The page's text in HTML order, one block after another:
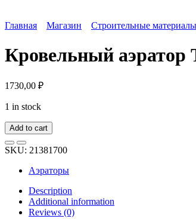
Главная Магазин Строительные материалы
Кровельный аэратор
1730,00 ₽
1 in stock
Add to cart
SKU: 21381700
Аэраторы
Description
Additional information
Reviews (0)